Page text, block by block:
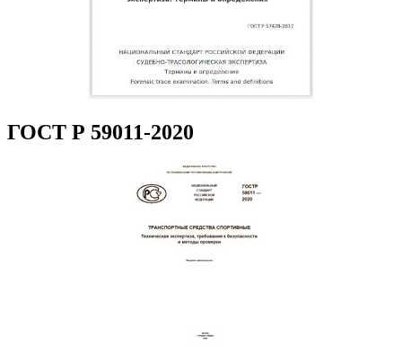
ГОСТ Р 59011-2020